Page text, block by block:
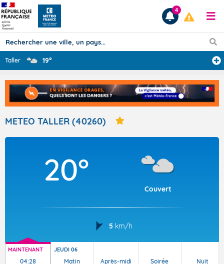
Prévisions
TOUS LES RÉSULTATS
Articles
4
Taller 19°
METEO TALLER (40260)
20°
Couvert
5 km/h
MAINTENANT
04:28
JEUDI 06
Matin Après-midi Soirée Nuit